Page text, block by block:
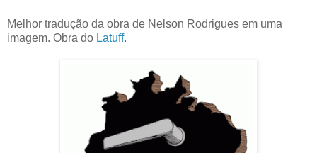
Melhor tradução da obra de Nelson Rodrigues em uma
imagem. Obra do Latuff.